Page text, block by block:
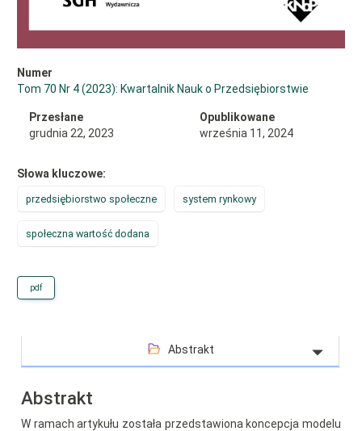
Numer
Tom 70 Nr 4 (2023): Kwartalnik Nauk o Przedsiębiorstwie
Przesłane
grudnia 22, 2023
Opublikowane
września 11, 2024
Słowa kluczowe:
przedsiębiorstwo społeczne system rynkowy
społeczna wartość dodana
pdf
Abstrakt
Abstrakt
W ramach artykułu została przedstawiona koncepcja modelu